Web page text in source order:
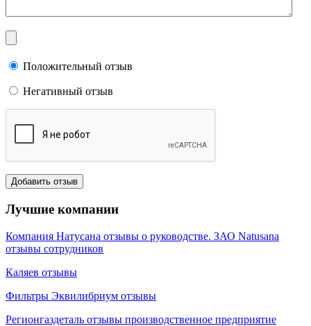
Положительный отзыв
Негативный отзыв
Лучшие компании
Компания Натусана отзывы о руководстве. ЗАО Natusana
отзывы сотрудников
Каляев отзывы
Фильтры Эквилибриум отзывы
Регионгаздеталь отзывы производственное предприятие